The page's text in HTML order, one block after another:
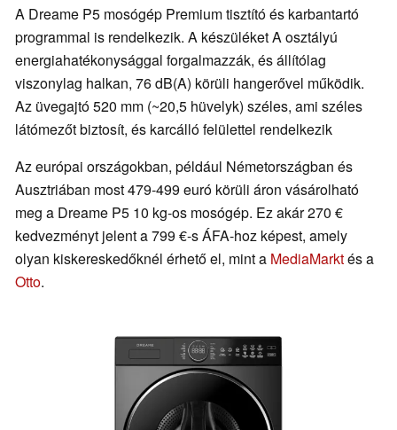
A Dreame P5 mosógép Premium tisztító és karbantartó
programmal is rendelkezik. A készüléket A osztályú
energiahatékonysággal forgalmazzák, és állítólag
viszonylag halkan, 76 dB(A) körüli hangerővel működik.
Az üvegajtó 520 mm (~20,5 hüvelyk) széles, ami széles
látómezőt biztosít, és karcálló felülettel rendelkezik
Az európai országokban, például Németországban és
Ausztriában most 479-499 euró körüli áron vásárolható
meg a Dreame P5 10 kg-os mosógép. Ez akár 270 €
kedvezményt jelent a 799 €-s ÁFA-hoz képest, amely
olyan kiskereskedőknél érhető el, mint a MediaMarktés a
Otto.